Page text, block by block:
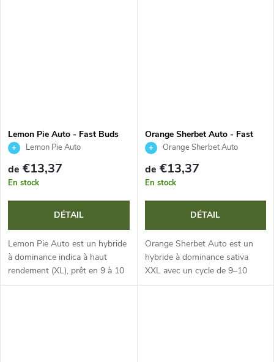
Lemon Pie Auto - Fast Buds
Lemon Pie Auto
de €13,37
En stock
DÉTAIL
Lemon Pie Auto est un hybride
à dominance indica à haut
rendement (XL), prêt en 9 à 10
semaines. Attendez-vous à des
Orange Sherbet Auto - Fast
BudsOrange Sherbet Auto
de €13,37
En stock
DÉTAIL
Orange Sherbet Auto est un
hybride à dominance sativa
XXL avec un cycle de 9–10
semaines. Préparez-vous à une